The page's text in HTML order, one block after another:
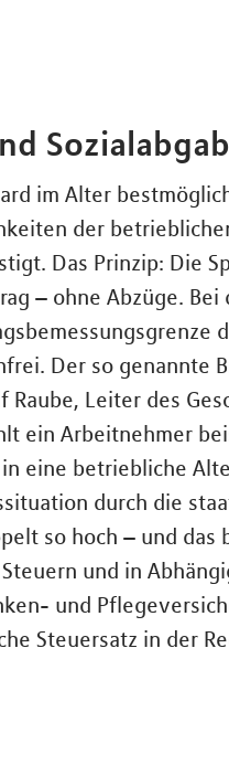
im Alter
der
Das Prinzip: Die
– ohne Abzüge.
Der so
Leiter des
ein Arbeitnehmer
eine betriebliche
durch die
so hoch – und
und in
und
Steuersatz in der